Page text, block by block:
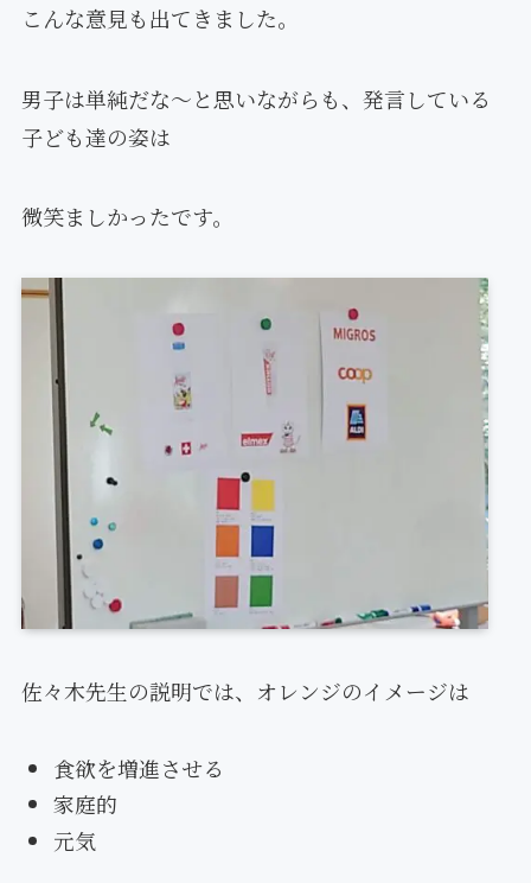
こんな意見も出てきました。
男子は単純だな〜と思いながらも、発言している
子ども達の姿は
微笑ましかったです。
佐々木先生の説明では、オレンジのイメージは
食欲を増進させる
家庭的
元気